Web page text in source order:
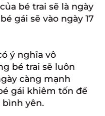
bé trai sẽ là ngày
gái sẽ vào ngày 17
ý nghĩa vô
bé trai sẽ luôn
càng mạnh
gái khiêm tốn để
yên.